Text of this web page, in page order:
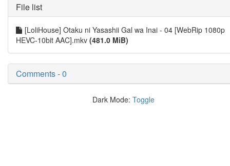
File list
[LoliHouse] Otaku ni Yasashii Gal wa Inai - 04 [WebRip 1080p
HEVC-10bit AAC].mkv (481.0 MiB)
Comments - 0
Dark Mode: Toggle